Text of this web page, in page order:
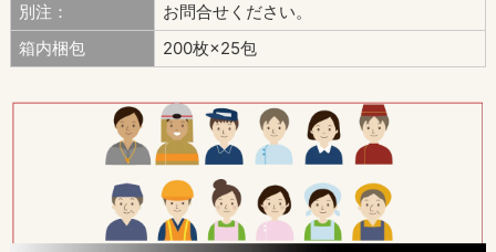
別注：
お問合せください。
箱内梱包
200枚×25包